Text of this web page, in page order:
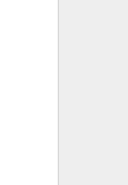
７．
(1) 「
諾さ
連会
「本
の適
たる